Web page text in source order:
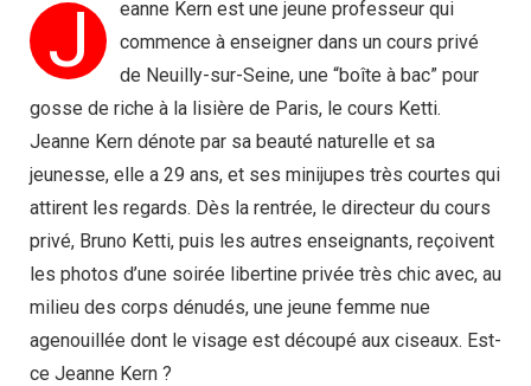
J
eanne Kern est une jeune professeur qui
commence à enseigner dans un cours privé
de Neuilly-sur-Seine, une “boîte à bac” pour
gosse de riche à la lisière de Paris, le cours Ketti.
Jeanne Kern dénote par sa beauté naturelle et sa
jeunesse, elle a 29 ans, et ses minijupes très courtes qui
attirent les regards. Dès la rentrée, le directeur du cours
privé, Bruno Ketti, puis les autres enseignants, reçoivent
les photos d’une soirée libertine privée très chic avec, au
milieu des corps dénudés, une jeune femme nue
agenouillée dont le visage est découpé aux ciseaux. Est-
ce Jeanne Kern ?